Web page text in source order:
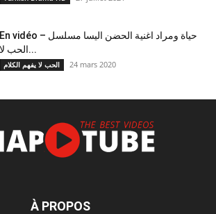
En vidéo – حياة ومراد اغنية الحضن اليسا مسلسل
الحب لا...
الحب لا يفهم الكلام 24 mars 2020
À PROPOS